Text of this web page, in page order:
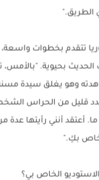
الطريق."
تتقدم بخطوات
الحديث بحيوية.
وهو يغلق سيدة
قليل من الحراس
أعتقد أنني رأيتها عدة
بكِ."
الخاص بي؟